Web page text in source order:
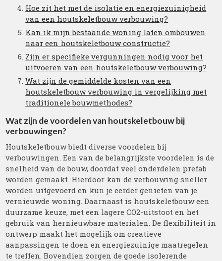
Hoe zit het met de isolatie en energiezuinigheid
van een houtskeletbouw verbouwing?
Kan ik mijn bestaande woning laten ombouwen
naar een houtskeletbouw constructie?
Zijn er specifieke vergunningen nodig voor het
uitvoeren van een houtskeletbouw verbouwing?
Wat zijn de gemiddelde kosten van een
houtskeletbouw verbouwing in vergelijking met
traditionele bouwmethodes?
Wat zijn de voordelen van houtskeletbouw bij
verbouwingen?
Houtskeletbouw biedt diverse voordelen bij
verbouwingen. Een van de belangrijkste voordelen is de
snelheid van de bouw, doordat veel onderdelen prefab
worden gemaakt. Hierdoor kan de verbouwing sneller
worden uitgevoerd en kun je eerder genieten van je
vernieuwde woning. Daarnaast is houtskeletbouw een
duurzame keuze, met een lagere CO2-uitstoot en het
gebruik van hernieuwbare materialen. De flexibiliteit in
ontwerp maakt het mogelijk om creatieve
aanpassingen te doen en energiezuinige maatregelen
te treffen. Bovendien zorgen de goede isolerende